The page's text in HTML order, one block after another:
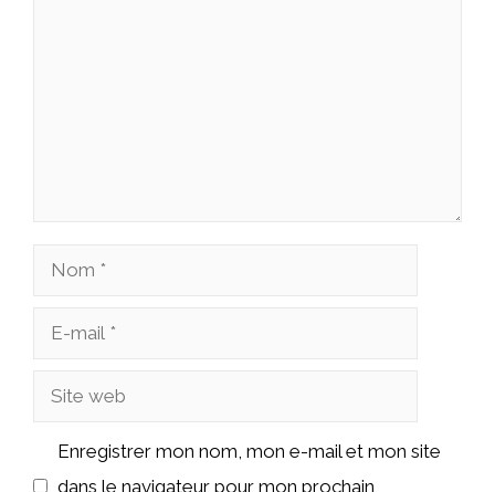
Nom
Site
Enregistrer mon nom, mon e-mail et mon site
dans le navigateur pour mon prochain